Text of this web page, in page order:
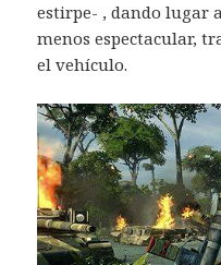
estirpe- , dando lugar
menos espectacular,
el vehículo.